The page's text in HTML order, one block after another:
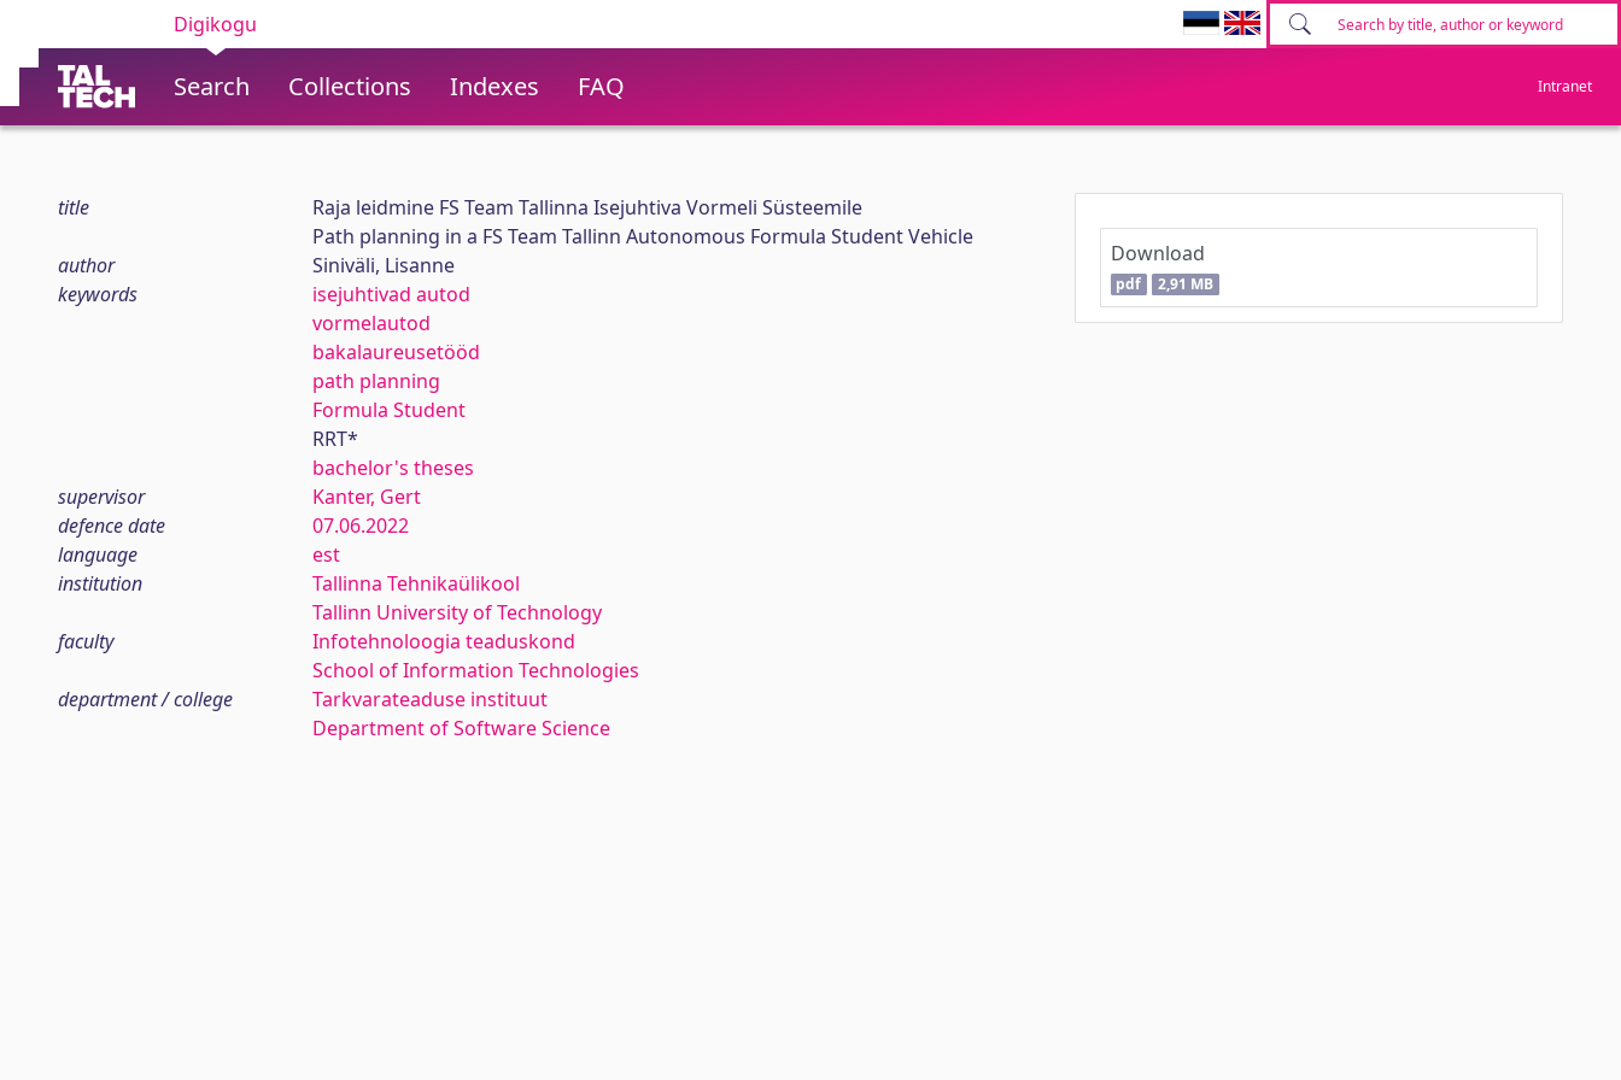
Digikogu
Search Collections Indexes FAQ Intranet
title
Raja leidmine FS Team Tallinna Isejuhtiva Vormeli Süsteemile
Path planning in a FS Team Tallinn Autonomous Formula Student Vehicle
author
Siniväli, Lisanne
keywords
isejuhtivad autod
vormelautod
bakalaureusetööd
path planning
Formula Student
RRT*
bachelor's theses
supervisor
Kanter, Gert
defence date
07.06.2022
language
est
institution
Tallinna Tehnikaülikool
Tallinn University of Technology
faculty
Infotehnoloogia teaduskond
School of Information Technologies
department / college
Tarkvarateaduse instituut
Department of Software Science
Download
pdf 2,91 MB